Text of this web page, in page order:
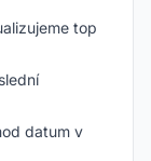
top
datum v